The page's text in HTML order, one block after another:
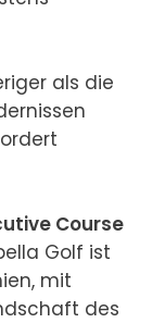
als die
Course
Golf ist
mit
des